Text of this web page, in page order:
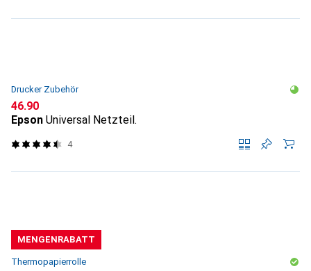
Drucker Zubehör
CHF
46.90
Epson Universal Netzteil.
4
MENGENRABATT
Thermopapierrolle